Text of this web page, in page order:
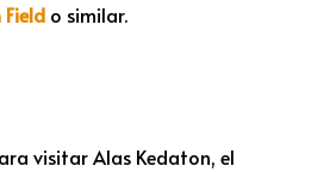
Field o similar.
visitar Alas Kedaton, el